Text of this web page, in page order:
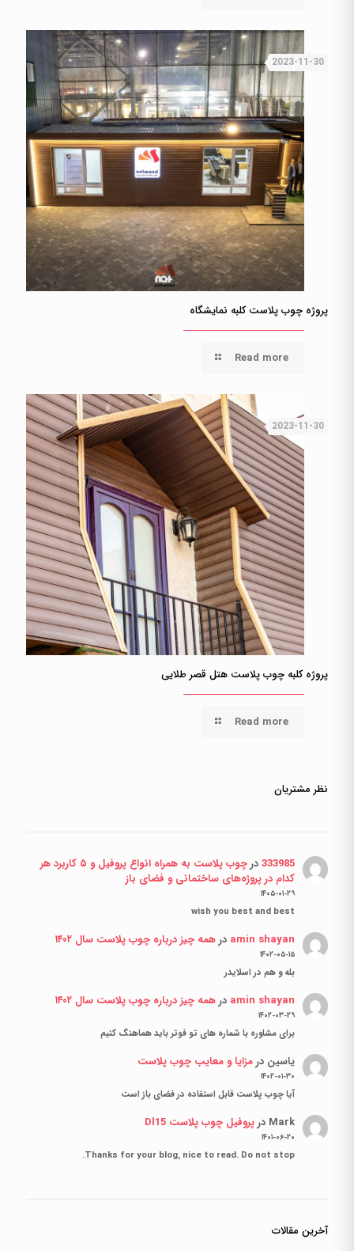
2023-11-30
پروژه چوب پلاست کلبه نمایشگاه
Read more
2023-11-30
پروژه کلبه چوب پلاست هتل قصر طلایی
Read more
نظر مشتریان
333985در
چوب پلاست به همراه انواع پروفیل و ۵ کاربرد هر
کدام در پروژه‌های ساختمانی و فضای باز
۱۴۰۵-۰۱-۲۹
wish you best and best
amin shayan درهمه چیز درباره چوب پلاست سال ۱۴۰۲
۱۴۰۲-۰۵-۱۵
بله و هم در اسلایدر
amin shayan درهمه چیز درباره چوب پلاست سال ۱۴۰۲
۱۴۰۲-۰۳-۲۹
برای مشاوره با شماره های تو فوتر باید هماهنگ کنیم
یاسین درمزایا و معایب چوب پلاست
۱۴۰۲-۰۱-۳۰
آیا چوب پلاست قابل استفاده در فضای باز است
Mark درپروفیل چوب پلاست Dl15
۱۴۰۱-۰۶-۲۰
Thanks for your blog, nice to read. Do not stop.
آخرین مقالات